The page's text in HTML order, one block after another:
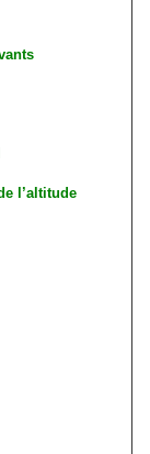
l’altitude